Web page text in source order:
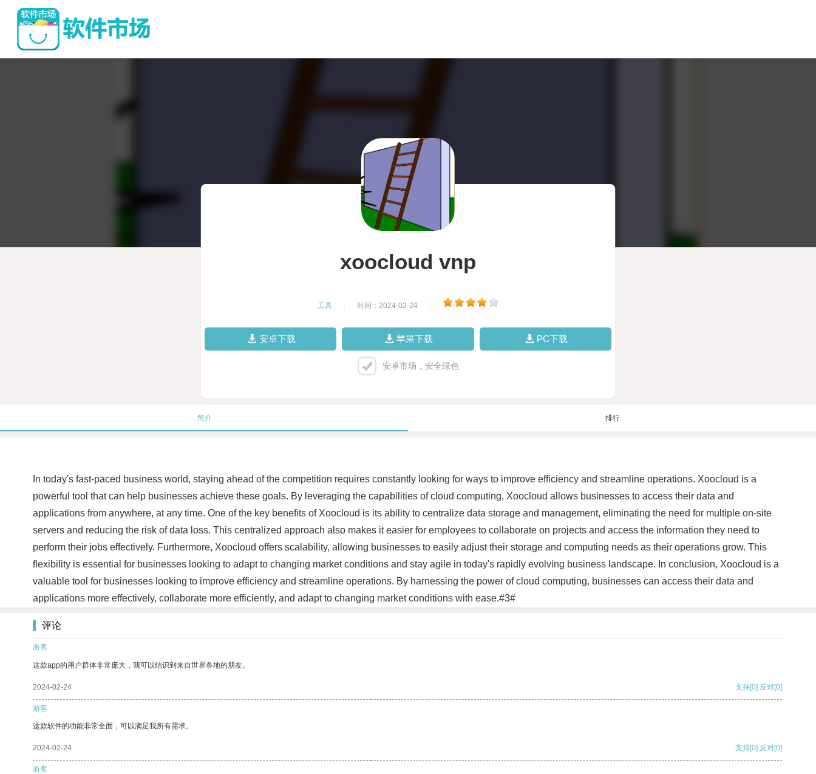
xoocloud vnp
工具 时间：2024-02-24
安卓下载 苹果下载 PC下载
安卓市场，安全绿色
简介 排行
In today's fast-paced business world, staying ahead of the competition requires constantly looking for ways to improve efficiency and streamline operations. Xoocloud is a
powerful tool that can help businesses achieve these goals. By leveraging the capabilities of cloud computing, Xoocloud allows businesses to access their data and
applications from anywhere, at any time. One of the key benefits of Xoocloud is its ability to centralize data storage and management, eliminating the need for multiple on-site
servers and reducing the risk of data loss. This centralized approach also makes it easier for employees to collaborate on projects and access the information they need to
perform their jobs effectively. Furthermore, Xoocloud offers scalability, allowing businesses to easily adjust their storage and computing needs as their operations grow. This
flexibility is essential for businesses looking to adapt to changing market conditions and stay agile in today's rapidly evolving business landscape. In conclusion, Xoocloud is a
valuable tool for businesses looking to improve efficiency and streamline operations. By harnessing the power of cloud computing, businesses can access their data and
applications more effectively, collaborate more efficiently, and adapt to changing market conditions with ease.#3#
评论
游客
这款app的用户群体非常庞大，我可以结识到来自世界各地的朋友。
2024-02-24 支持[0] 反对[0]
游客
这款软件的功能非常全面，可以满足我所有需求。
2024-02-24 支持[0] 反对[0]
游客